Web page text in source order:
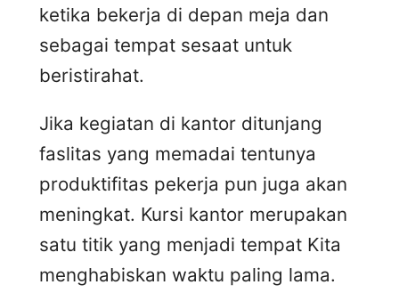
ketika bekerja di depan meja dan
sebagai tempat sesaat untuk
beristirahat.
Jika kegiatan di kantor ditunjang
faslitas yang memadai tentunya
produktifitas pekerja pun juga akan
meningkat. Kursi kantor merupakan
satu titik yang menjadi tempat Kita
menghabiskan waktu paling lama.